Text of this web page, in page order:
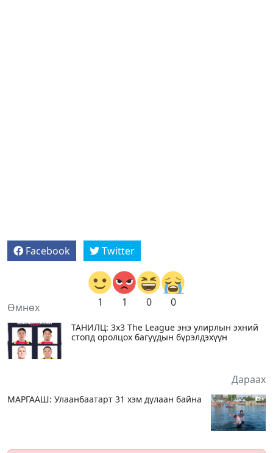
Facebook Twitter
1 1 0 0
Өмнөх
ТАНИЛЦ: 3x3 The League энэ улирлын эхний
стопд оролцох багуудын бүрэлдэхүүн
Дараах
МАРГААШ: Улаанбаатарт 31 хэм дулаан байна